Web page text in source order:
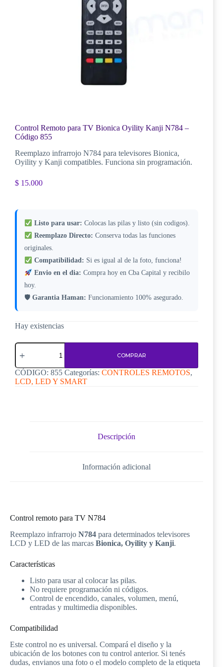
Control Remoto para TV Bionica Oyility Kanji N784 –
Código 855
Reemplazo infrarrojo N784 para televisores Bionica,
Oyility y Kanji compatibles. Funciona sin programación.
$ 15.000
Listo para usar: Colocas las pilas y listo (sin codigos).
Reemplazo Directo: Conserva todas las funciones
originales.
Compatibilidad: Si es igual al de la foto, funciona!
Envio en el dia: Compra hoy en Cba Capital y recibilo
hoy.
🛡 Garantia Haman: Funcionamiento 100% asegurado.
Hay existencias
Control
Remoto
TV
Bionica
COMPRAR
CÓDIGO: 855 Categorías: CONTROLES REMOTOS,
LCD, LED Y SMART
Descripción
Información adicional
Control remoto para TV N784
Reemplazo infrarrojo N784 para determinados televisores
LCD y LED de las marcas Bionica, Oyility y Kanji.
Características
Listo para usar al colocar las pilas.
No requiere programación ni códigos.
Control de encendido, canales, volumen, menú,
entradas y multimedia disponibles.
Compatibilidad
Este control no es universal. Compará el diseño y la
ubicación de los botones con tu control anterior. Si tenés
dudas, envianos una foto o el modelo completo de la etiqueta